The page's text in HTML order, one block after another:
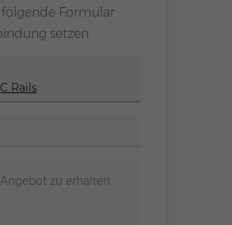
Formular
setzen.
Rails